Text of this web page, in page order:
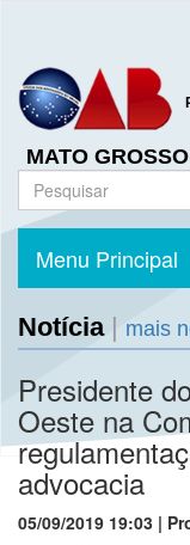
MATO GROSSO
Menu Principal
Notícia| mais
Presidente
Oeste na
advocacia
05/09/2019 19:03 |